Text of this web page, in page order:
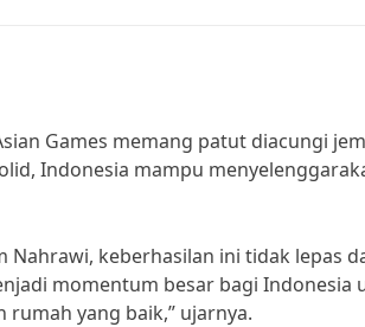
Games memang patut diacungi
Indonesia mampu
keberhasilan ini tidak lepas
momentum besar bagi
yang baik,” ujarnya.